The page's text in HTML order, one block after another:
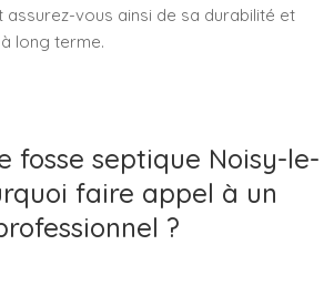
assurez-vous ainsi de sa durabilité et
long terme.
fosse septique Noisy-le-
faire appel à un
?